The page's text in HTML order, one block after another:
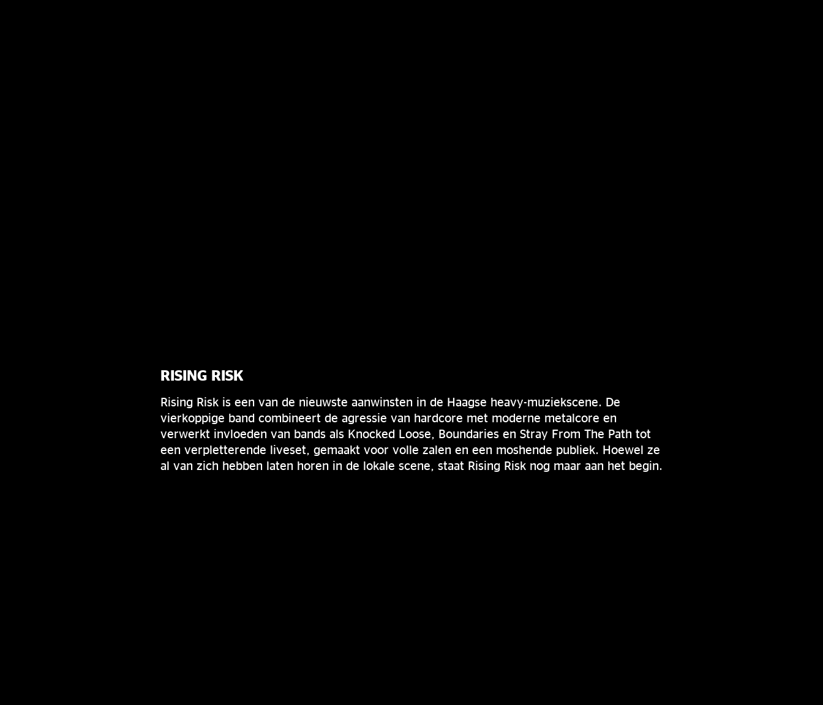
RISING RISK
Rising Risk is een van de nieuwste aanwinsten in de Haagse heavy-muziekscene. De
vierkoppige band combineert de agressie van hardcore met moderne metalcore en
verwerkt invloeden van bands als Knocked Loose, Boundaries en Stray From The Path tot
een verpletterende liveset, gemaakt voor volle zalen en een moshende publiek. Hoewel ze
al van zich hebben laten horen in de lokale scene, staat Rising Risk nog maar aan het begin.